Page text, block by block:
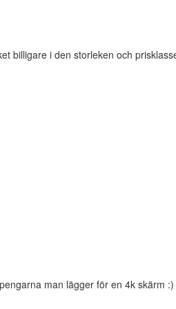
billigare i den storleken och
man lägger för en 4k skärm :)